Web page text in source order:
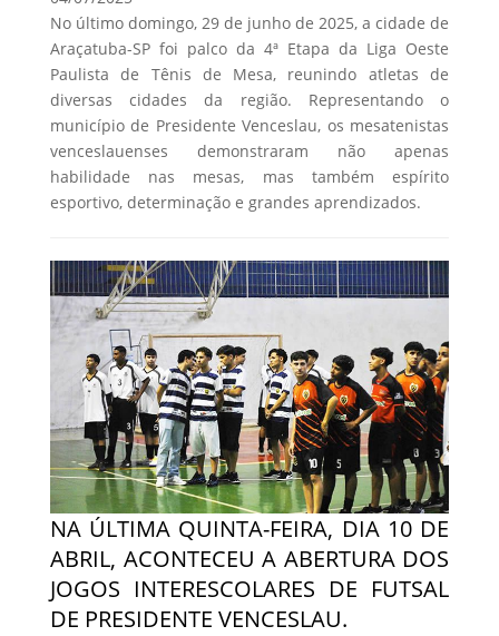
No último domingo, 29 de junho de 2025, a cidade de
Araçatuba-SP foi palco da 4ª Etapa da Liga Oeste
Paulista de Tênis de Mesa, reunindo atletas de
diversas cidades da região. Representando o
município de Presidente Venceslau, os mesatenistas
venceslauenses demonstraram não apenas
habilidade nas mesas, mas também espírito
esportivo, determinação e grandes aprendizados.
NA ÚLTIMA QUINTA-FEIRA, DIA 10 DE
ABRIL, ACONTECEU A ABERTURA DOS
JOGOS INTERESCOLARES DE FUTSAL
DE PRESIDENTE VENCESLAU.